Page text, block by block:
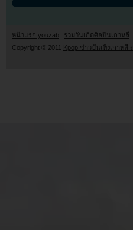
หน้าแรก youzab รวมวันเกิดศิลปินเกาหลี
Copyright © 2011 Kpop ข่าวบันเทิงเกาห